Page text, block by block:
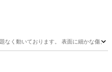
く動いております。 表面に細かな傷、